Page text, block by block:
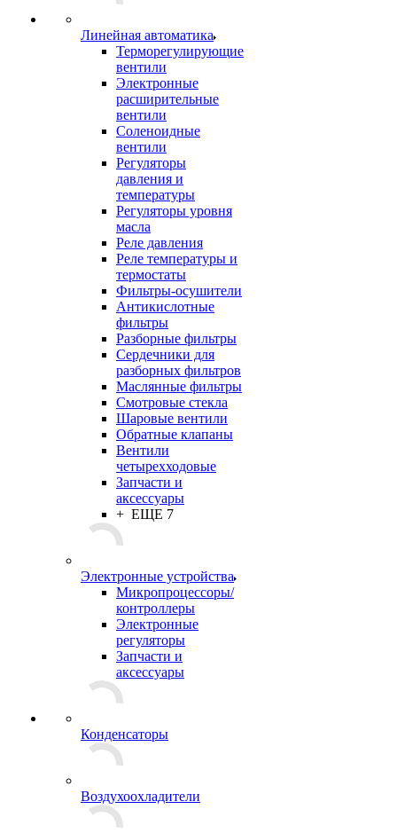
Линейная автоматика
Терморегулирующие
вентили
Электронные
расширительные
вентили
Соленоидные
вентили
Регуляторы
давления и
температуры
Регуляторы уровня
масла
Реле давления
Реле температуры и
термостаты
Фильтры-осушители
Антикислотные
фильтры
Разборные фильтры
Сердечники для
разборных фильтров
Маслянные фильтры
Смотровые стекла
Шаровые вентили
Обратные клапаны
Вентили
четырехходовые
Запчасти и
аксессуары
+ ЕЩЕ 7
Электронные устройства
Микропроцессоры/
контроллеры
Электронные
регуляторы
Запчасти и
аксессуары
Конденсаторы
Воздухоохладители